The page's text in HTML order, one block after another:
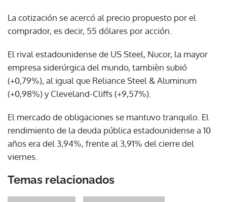
La cotización se acercó al precio propuesto por el
comprador, es decir, 55 dólares por acción.
El rival estadounidense de US Steel, Nucor, la mayor
empresa siderúrgica del mundo, tambièn subió
(+0,79%), al igual que Reliance Steel & Aluminum
(+0,98%) y Cleveland-Cliffs (+9,57%).
El mercado de obligaciones se mantuvo tranquilo. El
rendimiento de la deuda pública estadounidense a 10
años era del 3,94%, frente al 3,91% del cierre del
viernes.
Temas relacionados